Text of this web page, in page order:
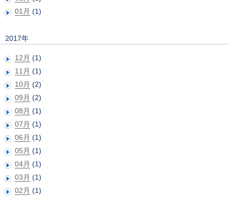
01月 (1)
2017年
12月 (1)
11月 (1)
10月 (2)
09月 (2)
08月 (1)
07月 (1)
06月 (1)
05月 (1)
04月 (1)
03月 (1)
02月 (1)